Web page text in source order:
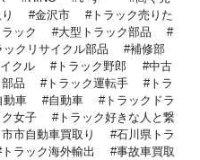
金沢市
トラック売りた
ック
大型トラック部品
ックリサイクル部品
補修部
クル トラック野郎
中古
品 トラック運転手
トラ
動車 自動車
トラックドラ
女子
トラック好きな人と繋
市自動車買取り
石川県トラ
トラック海外輸出
事故車買取